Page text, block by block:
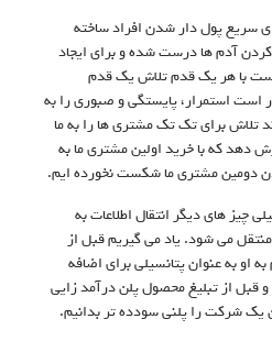
سریع پول دار شدن افراد ساخته
آدم ها درست شده و برای ایجاد
با هر یک قدم تلاش یک قدم
استمرار، پایستگی و صبوری را به
تلاش برای تک تک مشتری ها را به ما
دهد که با خرید اولین مشتری ما به
دومین مشتری ما شکست نخورده ایم.
چیز های دیگر انتقال اطلاعات به
می شود. یاد می گیریم قبل از
او به عنوان پتانسیلی برای اضافه
قبل از تبلیغ محصول پلن درآمد زایی
یک شرکت را پلنی سودده تر بدانیم.